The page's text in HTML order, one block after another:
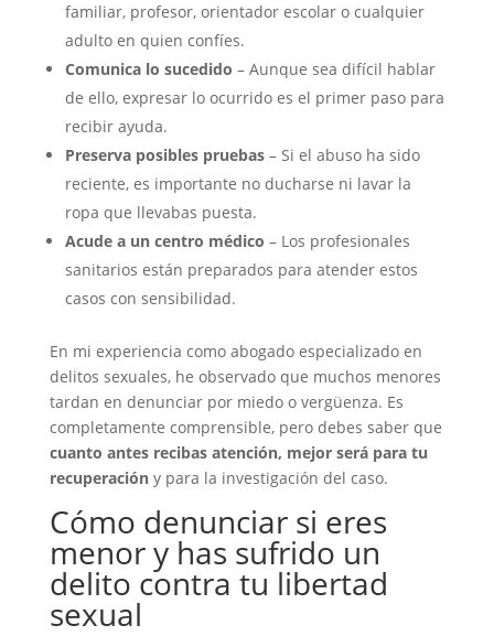
familiar, profesor, orientador escolar o cualquier
adulto en quien confíes.
Comunica lo sucedido – Aunque sea difícil hablar
de ello, expresar lo ocurrido es el primer paso para
recibir ayuda.
Preserva posibles pruebas– Si el abuso ha sido
reciente, es importante no ducharse ni lavar la
ropa que llevabas puesta.
Acude a un centro médico – Los profesionales
sanitarios están preparados para atender estos
casos con sensibilidad.
En mi experiencia como abogado especializado en
delitos sexuales, he observado que muchos menores
tardan en denunciar por miedo o vergüenza. Es
completamente comprensible, pero debes saber que
cuanto antes recibas atención, mejor será para tu
recuperacióny para la investigación del caso.
Cómo denunciar si eres
menor y has sufrido un
delito contra tu libertad
sexual